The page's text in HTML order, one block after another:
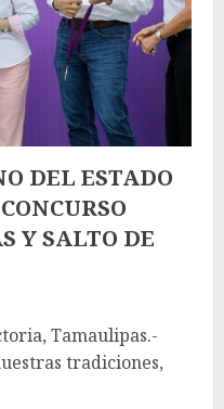
DEL ESTADO
Y SALTO DE
Tamaulipas.-
tradiciones,